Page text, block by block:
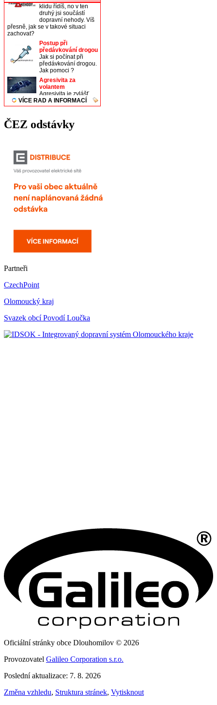
ČEZ odstávky
Partneři
CzechPoint
Olomoucký kraj
Svazek obcí Povodí Loučka
Oficiální stránky obce Dlouhomilov © 2026
Provozovatel Galileo Corporation s.r.o.
Poslední aktualizace: 7. 8. 2026
Změna vzhledu, Struktura stránek, Vytisknout